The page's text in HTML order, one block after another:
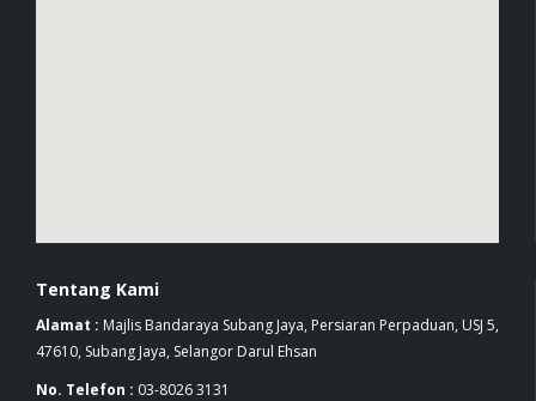
Tentang Kami
Alamat : Majlis Bandaraya Subang Jaya, Persiaran Perpaduan, USJ 5,
47610, Subang Jaya, Selangor Darul Ehsan
No. Telefon : 03-8026 3131